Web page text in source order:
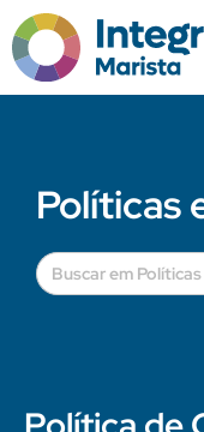
Políticas
Search
for: